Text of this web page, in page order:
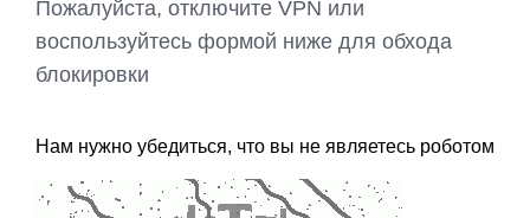
Пожалуйста, отключите VPN или
воспользуйтесь формой ниже для обхода
блокировки
Нам нужно убедиться, что вы не являетесь роботом